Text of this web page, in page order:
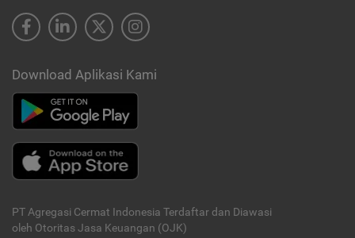
Download Aplikasi Kami
PT Agregasi Cermat Indonesia Terdaftar dan Diawasi
oleh Otoritas Jasa Keuangan (OJK)